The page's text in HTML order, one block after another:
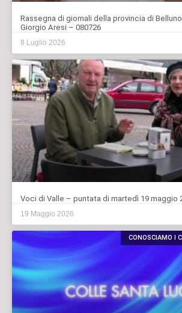
Rassegna di giornali della provincia di
Giorgio Aresi – 080726
8 Luglio 2026
Voci di Valle – puntata di martedì 19 maggio
19 Maggio 2026
CONOSCIAMO I